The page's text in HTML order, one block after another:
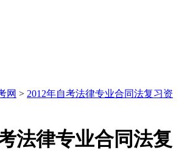
网 > 2012年自考法律专业合同法复习资
法律专业合同法复